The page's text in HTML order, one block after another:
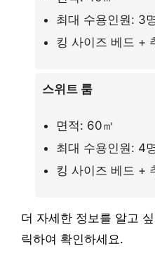
최대 수용인원: 3
킹 사이즈 베드 +
스위트 룸
면적: 60㎡
최대 수용인원: 4
킹 사이즈 베드 +
더 자세한 정보를 알고
릭하여 확인하세요.